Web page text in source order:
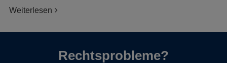
Weiterlesen
Rechtsprobleme?